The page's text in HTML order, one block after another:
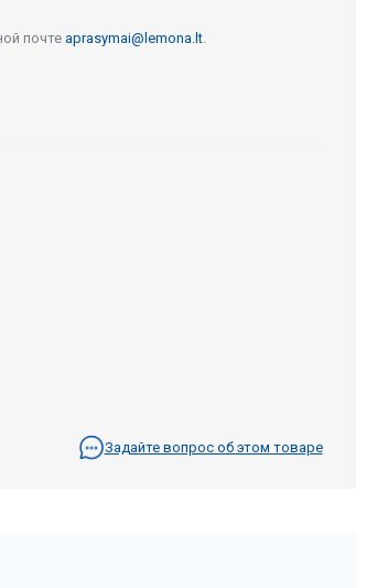
почте aprasymai@lemona.lt.
Задайте вопрос об этом товаре